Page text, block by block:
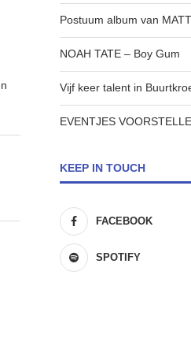
Postuum album van
NOAH TATE – Boy Gum
Vijf keer talent in
EVENTJES
KEEP IN TOUCH
FACEBOOK
SPOTIFY